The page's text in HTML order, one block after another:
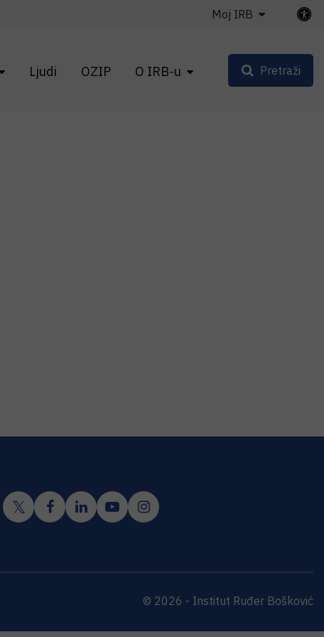
Ljudi OZIP O IRB-u
Moj IRB
Pretraži
© 2026 - Institut Ruđer Bošković